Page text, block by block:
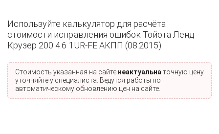
Используйте калькулятор для расчёта
стоимости исправления ошибок Тойота Ленд
Крузер 200 4.6 1UR-FE АКПП (08.2015)
Стоимость указанная на сайте неактуальна точную цену
уточняйте у специалиста. Ведутся работы по
автоматическому обновлению цен на сайте.